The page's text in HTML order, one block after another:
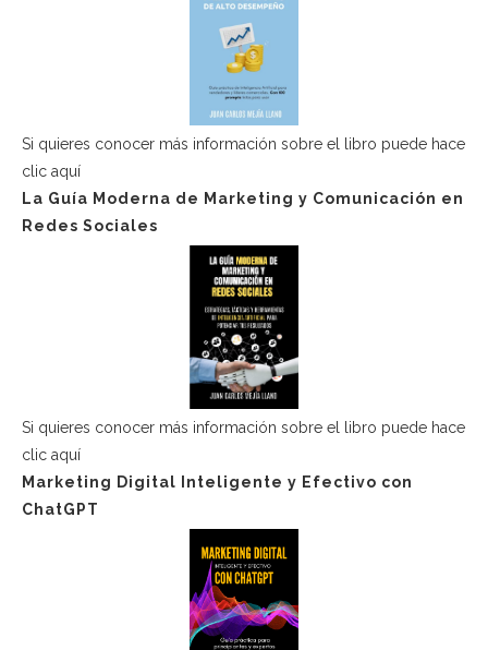
Si quieres conocer más información sobre el libro puede hace
clic aquí
La Guía Moderna de Marketing y Comunicación en
Redes Sociales
Si quieres conocer más información sobre el libro puede hace
clic aquí
Marketing Digital Inteligente y Efectivo con
ChatGPT